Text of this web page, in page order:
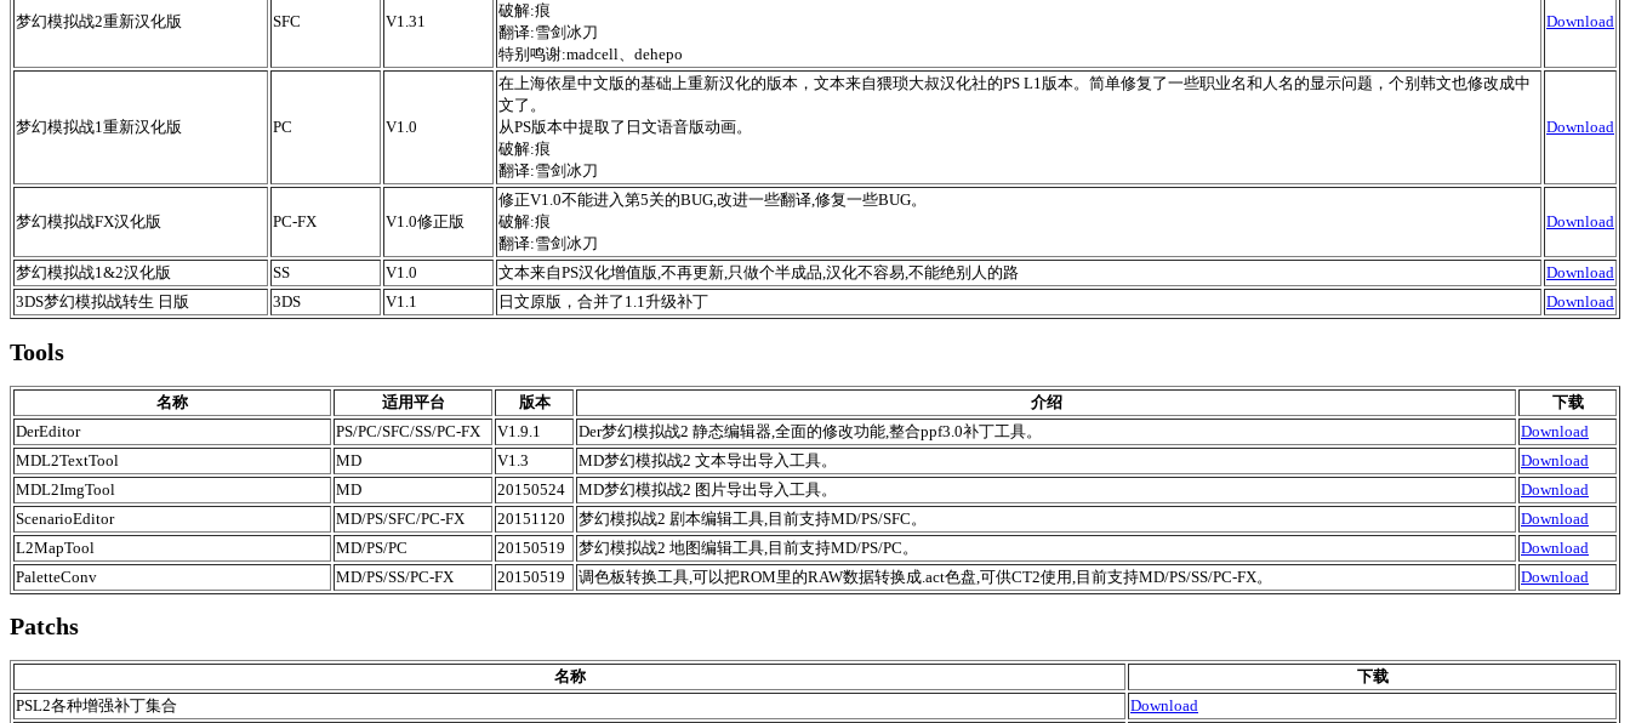
梦幻模拟战2重新汉化版 SFC V1.31
破解:痕
翻译:雪剑冰刀
特别鸣谢:madcell、dehepo
Download
梦幻模拟战1重新汉化版 PC V1.0
在上海依星中文版的基础上重新汉化的版本，文本来自猥琐大叔汉化社的PS L1版本。简单修复了一些职业名和人名的显示问题，个别韩文也修改成中
文了。
从PS版本中提取了日文语音版动画。
破解:痕
翻译:雪剑冰刀
Download
梦幻模拟战FX汉化版 PC-FX V1.0修正版
修正V1.0不能进入第5关的BUG,改进一些翻译,修复一些BUG。
破解:痕
翻译:雪剑冰刀
Download
梦幻模拟战1&2汉化版 SS V1.0 文本来自PS汉化增值版,不再更新,只做个半成品,汉化不容易,不能绝别人的路
Download
3DS梦幻模拟战转生 日版
3DS V1.1 日文原版，合并了1.1升级补丁 Download
Tools
名称 适用平台 版本 介绍
下载
DerEditor
PS/PC/SFC/SS/PC-FX V1.9.1 Der梦幻模拟战2 静态编辑器,全面的修改功能,整合ppf3.0补丁工具。
Download
MDL2TextTool
MD V1.3 MD梦幻模拟战2 文本导出导入工具。
Download
MDL2ImgTool
MD 20150524 MD梦幻模拟战2 图片导出导入工具。
Download
ScenarioEditor
MD/PS/SFC/PC-FX 20151120 梦幻模拟战2 剧本编辑工具,目前支持MD/PS/SFC。
Download
L2MapTool
MD/PS/PC 20150519 梦幻模拟战2 地图编辑工具,目前支持MD/PS/PC。
Download
PaletteConv
MD/PS/SS/PC-FX 20150519 调色板转换工具,可以把ROM里的RAW数据转换成.act色盘,可供CT2使用,目前支持MD/PS/SS/PC-FX。 Download
Patchs
名称
下载
PSL2各种增强补丁集合
Download